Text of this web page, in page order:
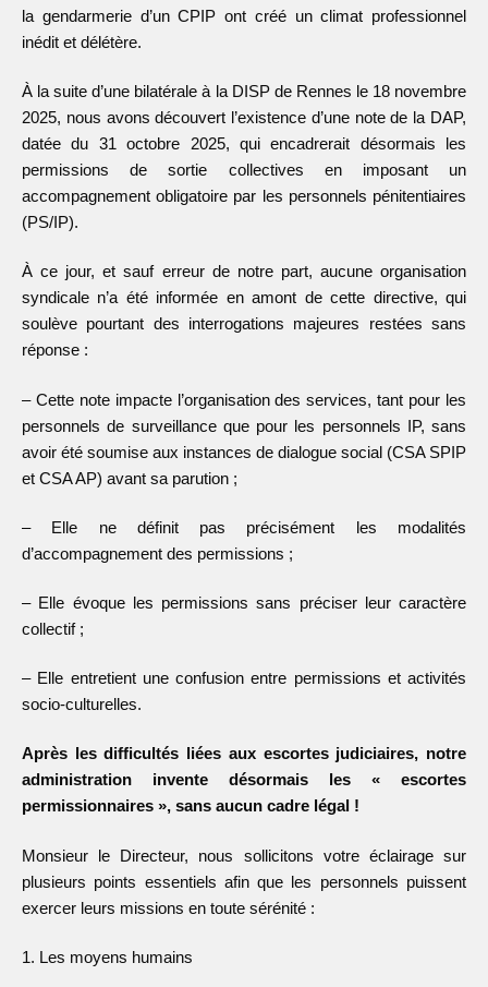
la gendarmerie d’un CPIP ont créé un climat professionnel
inédit et délétère.
À la suite d’une bilatérale à la DISP de Rennes le 18 novembre
2025, nous avons découvert l’existence d’une note de la DAP,
datée du 31 octobre 2025, qui encadrerait désormais les
permissions de sortie collectives en imposant un
accompagnement obligatoire par les personnels pénitentiaires
(PS/IP).
À ce jour, et sauf erreur de notre part, aucune organisation
syndicale n’a été informée en amont de cette directive, qui
soulève pourtant des interrogations majeures restées sans
réponse :
– Cette note impacte l’organisation des services, tant pour les
personnels de surveillance que pour les personnels IP, sans
avoir été soumise aux instances de dialogue social (CSA SPIP
et CSA AP) avant sa parution ;
– Elle ne définit pas précisément les modalités
d’accompagnement des permissions ;
– Elle évoque les permissions sans préciser leur caractère
collectif ;
– Elle entretient une confusion entre permissions et activités
socio-culturelles.
Après les difficultés liées aux escortes judiciaires, notre
administration invente désormais les « escortes
permissionnaires », sans aucun cadre légal !
Monsieur le Directeur, nous sollicitons votre éclairage sur
plusieurs points essentiels afin que les personnels puissent
exercer leurs missions en toute sérénité :
1. Les moyens humains